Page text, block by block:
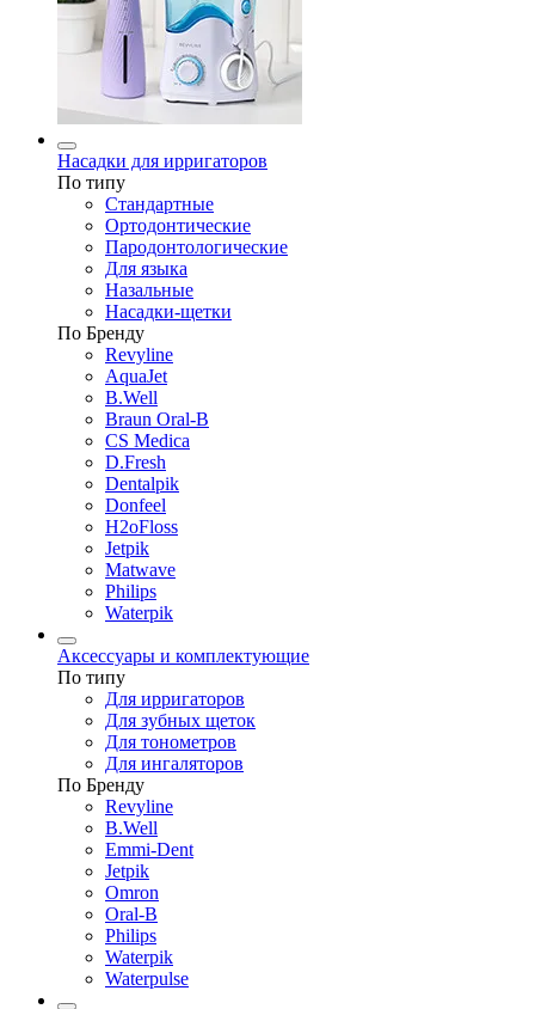
Насадки для ирригаторов
По типу
Стандартные
Ортодонтические
Пародонтологические
Для языка
Назальные
Насадки-щетки
По Бренду
Revyline
AquaJet
B.Well
Braun Oral-B
CS Medica
D.Fresh
Dentalpik
Donfeel
H2oFloss
Jetpik
Matwave
Philips
Waterpik
Аксессуары и комплектующие
По типу
Для ирригаторов
Для зубных щеток
Для тонометров
Для ингаляторов
По Бренду
Revyline
B.Well
Emmi-Dent
Jetpik
Omron
Oral-B
Philips
Waterpik
Waterpulse